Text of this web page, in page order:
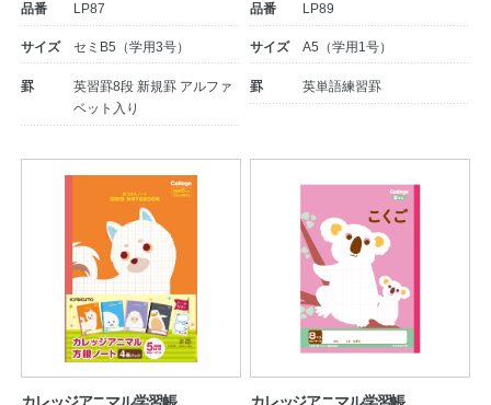
品番 LP87
サイズ セミB5（学用3号）
罫
英習罫8段 新規罫 アルファ
ベット入り
品番 LP89
サイズ A5（学用1号）
罫 英単語練習罫